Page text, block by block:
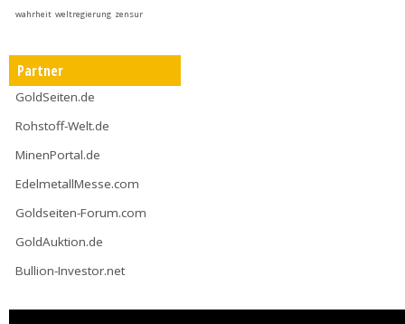
wahrheit weltregierung zensur
Partner
GoldSeiten.de
Rohstoff-Welt.de
MinenPortal.de
EdelmetallMesse.com
Goldseiten-Forum.com
GoldAuktion.de
Bullion-Investor.net